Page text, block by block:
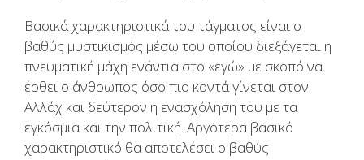
Βασικά χαρακτηριστικά του τάγματος είναι ο
βαθύς μυστικισμός μέσω του οποίου διεξάγεται η
πνευματική μάχη ενάντια στο «εγώ» με σκοπό να
έρθει ο άνθρωπος όσο πιο κοντά γίνεται στον
Αλλάχ και δεύτερον η ενασχόληση του με τα
εγκόσμια και την πολιτική. Αργότερα βασικό
χαρακτηριστικό θα αποτελέσει ο βαθύς